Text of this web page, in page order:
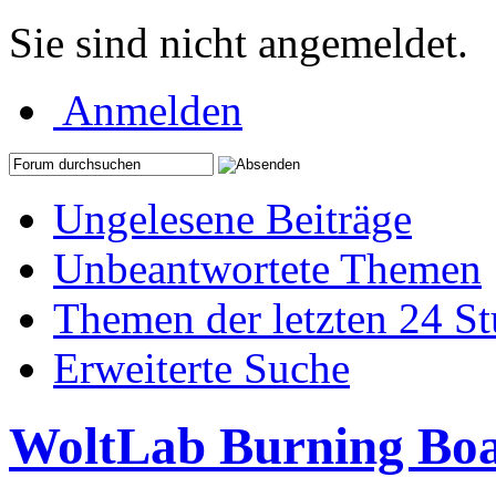
Sie sind nicht angemeldet.
Anmelden
Ungelesene Beiträge
Unbeantwortete Themen
Themen der letzten 24
Erweiterte Suche
WoltLab Burning